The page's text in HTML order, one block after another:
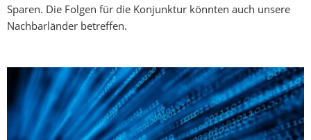
Sparen. Die Folgen für die Konjunktur könnten auch unsere
Nachbarländer betreffen.